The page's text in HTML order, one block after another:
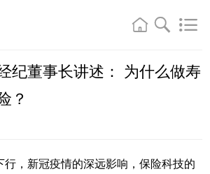
纪董事长讲述： 为什么做寿
？
行，新冠疫情的深远影响，保险科技的